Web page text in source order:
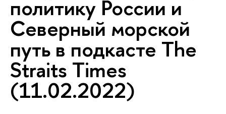
политику России и
Северный морской
путь в подкасте The
Straits Times
(11.02.2022)